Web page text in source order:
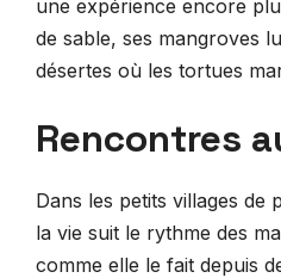
une expérience encore
de sable, ses mangroves
désertes où les tortues
Rencontres
Dans les petits villages de
la vie suit le rythme des
comme elle le fait depuis